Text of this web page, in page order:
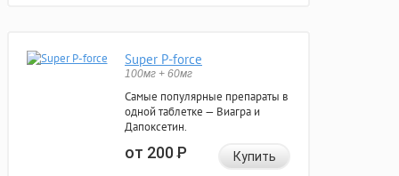
Super P-force
100мг + 60мг
Самые популярные препараты в
одной таблетке — Виагра и
Дапоксетин.
от 200Р Купить